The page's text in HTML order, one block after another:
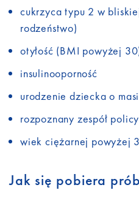
cukrzyca typu 2 w
rodzeństwo)
otyłość (BMI powyżej
insulinooporność
urodzenie dziecka o
rozpoznany zespół
wiek ciężarnej powyżej
Jak się pobiera